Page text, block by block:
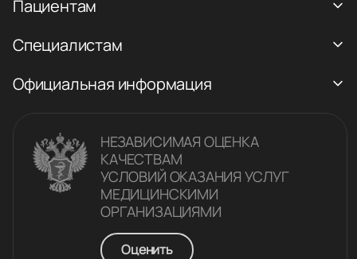
Пациентам
Специалистам
Официальная информация
НЕЗАВИСИМАЯ ОЦЕНКА
КАЧЕСТВАM
УСЛОВИЙ ОКАЗАНИЯ УСЛУГ
МЕДИЦИНСКИМИ
ОРГАНИЗАЦИЯМИ
Оценить